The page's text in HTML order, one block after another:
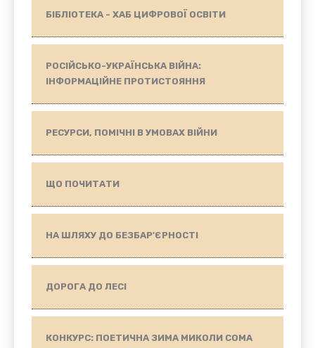
БІБЛІОТЕКА - ХАБ ЦИФРОВОЇ ОСВІТИ
РОСІЙСЬКО-УКРАЇНСЬКА ВІЙНА:
ІНФОРМАЦІЙНЕ ПРОТИСТОЯННЯ
РЕСУРСИ, ПОМІЧНІ В УМОВАХ ВІЙНИ
ЩО ПОЧИТАТИ
НА ШЛЯХУ ДО БЕЗБАР'ЄРНОСТІ
ДОРОГА ДО ЛЕСІ
КОНКУРС: ПОЕТИЧНА ЗИМА МИКОЛИ СОМА